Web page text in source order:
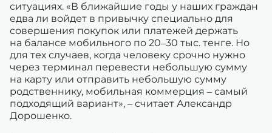
ситуациях. «В ближайшие годы у наших граждан
едва ли войдет в привычку специально для
совершения покупок или платежей держать
на балансе мобильного по 20–30 тыс. тенге. Но
для тех случаев, когда человеку срочно нужно
через терминал перевести небольшую сумму
на карту или отправить небольшую сумму
родственнику, мобильная коммерция – самый
подходящий вариант», – считает Александр
Дорошенко.